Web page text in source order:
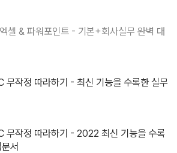
셀 & 파워포인트 - 기본+회사실무 완벽 대
무작정 따라하기 - 최신 기능을 수록한 실무
무작정 따라하기 - 2022 최신 기능을 수록
서